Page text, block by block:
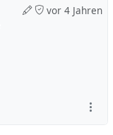
vor 4 Jahren